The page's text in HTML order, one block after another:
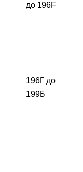
до 196F
196Г до
199Б